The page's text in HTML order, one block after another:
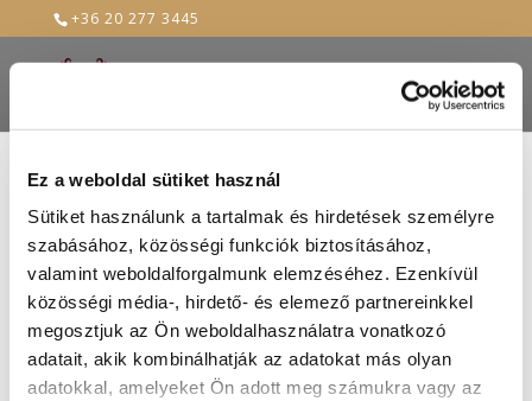
Ez a weboldal sütiket használ
Sütiket használunk a tartalmak és hirdetések személyre
szabásához, közösségi funkciók biztosításához,
valamint weboldalforgalmunk elemzéséhez. Ezenkívül
közösségi média-, hirdető- és elemező partnereinkkel
megosztjuk az Ön weboldalhasználatra vonatkozó
adatait, akik kombinálhatják az adatokat más olyan
adatokkal, amelyeket Ön adott meg számukra vagy az
+36 20 277 3445